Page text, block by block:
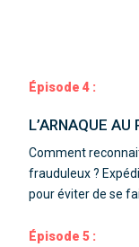
Épisode 4 :
L’ARNAQUE AU
Comment
frauduleux ?
pour éviter de se
Épisode 5 :